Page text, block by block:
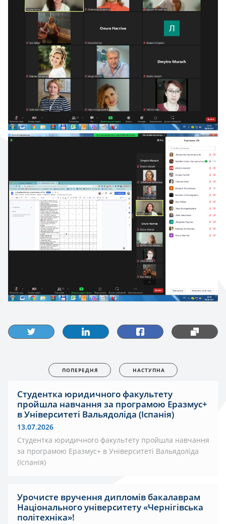
ПОПЕРЕДНЯ НАСТУПНА
Студентка юридичного факультету
пройшла навчання за програмою Еразмус+
в Університеті Вальядоліда (Іспанія)
13.07.2026
Студентка юридичного факультету пройшла навчання
за програмою Еразмус+ в Університеті Вальядоліда
(Іспанія)
Урочисте вручення дипломів бакалаврам
Національного університету «Чернігівська
політехніка»!